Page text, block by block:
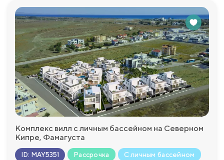
Комплекс вилл с личным бассейном на Северном
Кипре, Фамагуста
ID: MAY5351 Рассрочка С личным бассейном